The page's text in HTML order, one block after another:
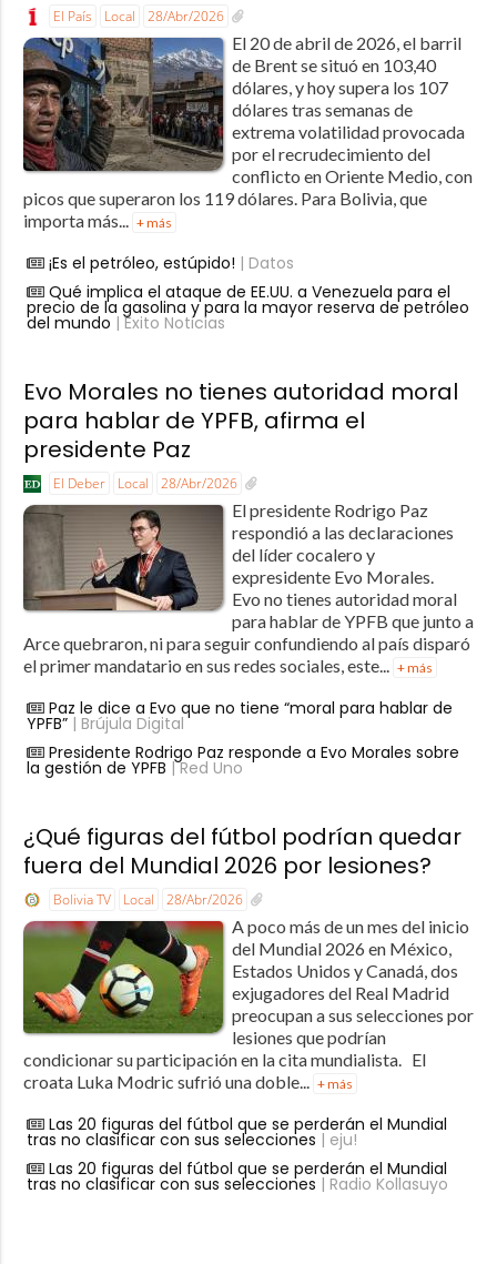
El País Local 28/Abr/2026
El 20 de abril de 2026, el barril
de Brent se situó en 103,40
dólares, y hoy supera los 107
dólares tras semanas de
extrema volatilidad provocada
por el recrudecimiento del
conflicto en Oriente Medio, con
picos que superaron los 119 dólares. Para Bolivia, que
importa más... + más
¡Es el petróleo, estúpido! | Datos
Qué implica el ataque de EE.UU. a Venezuela para el
precio de la gasolina y para la mayor reserva de petróleo
del mundo | Éxito Noticias
Evo Morales no tienes autoridad moral
para hablar de YPFB, afirma el
presidente Paz
El Deber Local 28/Abr/2026
El presidente Rodrigo Paz
respondió a las declaraciones
del líder cocalero y
expresidente Evo Morales.
Evo no tienes autoridad moral
para hablar de YPFB que junto a
Arce quebraron, ni para seguir confundiendo al país disparó
el primer mandatario en sus redes sociales, este... + más
Paz le dice a Evo que no tiene “moral para hablar de
YPFB”| Brújula Digital
Presidente Rodrigo Paz responde a Evo Morales sobre
la gestión de YPFB | Red Uno
¿Qué figuras del fútbol podrían quedar
fuera del Mundial 2026 por lesiones?
Bolivia TV Local 28/Abr/2026
A poco más de un mes del inicio
del Mundial 2026 en México,
Estados Unidos y Canadá, dos
exjugadores del Real Madrid
preocupan a sus selecciones por
lesiones que podrían
condicionar su participación en la cita mundialista. El
croata Luka Modric sufrió una doble... + más
Las 20 figuras del fútbol que se perderán el Mundial
tras no clasificar con sus selecciones | eju!
Las 20 figuras del fútbol que se perderán el Mundial
tras no clasificar con sus selecciones | Radio Kollasuyo